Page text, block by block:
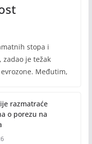
stopa i
je težak
Međutim,
razmatraće
o porezu na